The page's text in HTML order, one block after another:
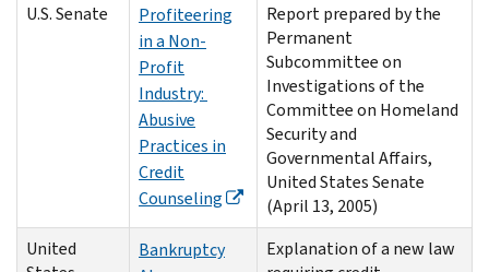
U.S. Senate
Profiteering
in a Non-
Profit
Industry:
Abusive
Practices in
Credit
Counseling
Report prepared by the
Permanent
Subcommittee on
Investigations of the
Committee on Homeland
Security and
Governmental Affairs,
United States Senate
(April 13, 2005)
United
Bankruptcy
Explanation of a new law